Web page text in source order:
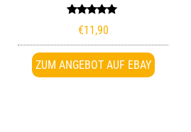
mit
von 5
€11,90
ZUM ANGEBOT AUF EBAY